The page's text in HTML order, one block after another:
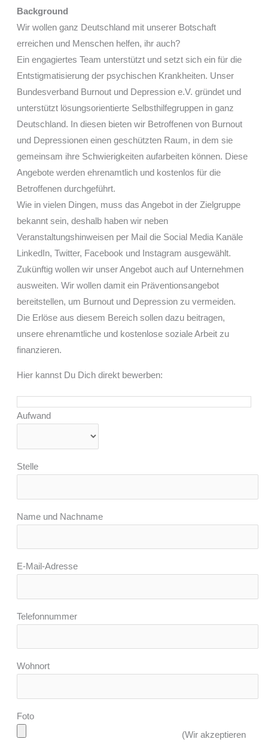
Background
Wir wollen ganz Deutschland mit unserer Botschaft
erreichen und Menschen helfen, ihr auch?
Ein engagiertes Team unterstützt und setzt sich ein für die
Entstigmatisierung der psychischen Krankheiten. Unser
Bundesverband Burnout und Depression e.V. gründet und
unterstützt lösungsorientierte Selbsthilfegruppen in ganz
Deutschland. In diesen bieten wir Betroffenen von Burnout
und Depressionen einen geschützten Raum, in dem sie
gemeinsam ihre Schwierigkeiten aufarbeiten können. Diese
Angebote werden ehrenamtlich und kostenlos für die
Betroffenen durchgeführt.
Wie in vielen Dingen, muss das Angebot in der Zielgruppe
bekannt sein, deshalb haben wir neben
Veranstaltungshinweisen per Mail die Social Media Kanäle
LinkedIn, Twitter, Facebook und Instagram ausgewählt.
Zukünftig wollen wir unser Angebot auch auf Unternehmen
ausweiten. Wir wollen damit ein Präventionsangebot
bereitstellen, um Burnout und Depression zu vermeiden.
Die Erlöse aus diesem Bereich sollen dazu beitragen,
unsere ehrenamtliche und kostenlose soziale Arbeit zu
finanzieren.
Hier kannst Du Dich direkt bewerben:
Aufwand
Stelle
Name und Nachname
E-Mail-Adresse
Telefonnummer
Wohnort
Foto
(Wir akzeptieren